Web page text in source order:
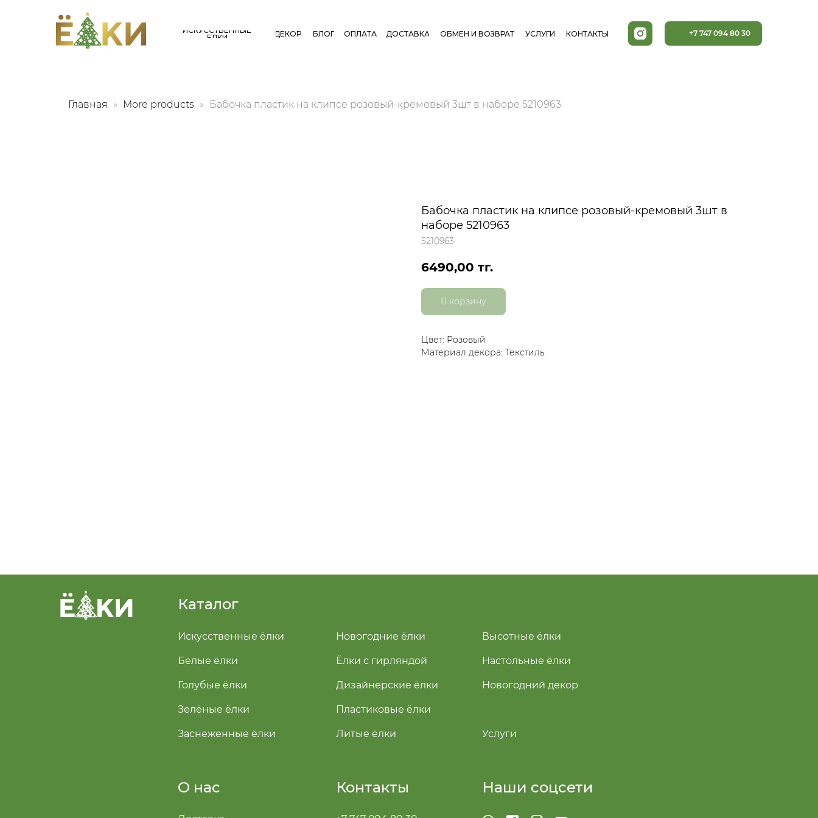
+7 747 094 80 30
КОНТАКТЫ
УСЛУГИ
ОБМЕН И ВОЗВРАТ
ДОСТАВКА
ОПЛАТА
БЛОГ
ДЕКОР
ИСКУССТВЕННЫЕ
ЕЛКИ
Главная More products Бабочка пластик на клипсе розовый-кремовый 3шт в наборе 5210963
Бабочка пластик на клипсе розовый-кремовый 3шт в
наборе 5210963
5210963
6490,00 тг.
В корзину
Цвет: Розовый
Материал декора: Текстиль
О нас
Каталог
Контакты Наши соцсети
Искусственные ёлки
Белые ёлки
Голубые ёлки
Зелёные ёлки
Заснеженные ёлки
Новогодние ёлки
Ёлки с гирляндой
Дизайнерские ёлки
Пластиковые ёлки
Литые ёлки
Высотные ёлки
Настольные ёлки
Услуги
Новогодний декор